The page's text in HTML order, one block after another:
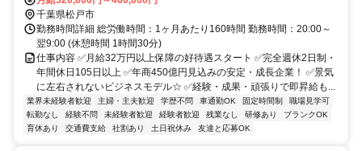
千葉県松戸市
勤務時間詳細 総労働時間：1ヶ月あたり160時間 勤務時間：20:00～
翌9:00 (休憩時間 1時間30分)
仕事内容 ✅月給32万円以上保障の好待遇スタート ✅完全週休2日制・
年間休日105日以上 ✅年商450億円見込みの安定・成長企業！ ✅景気
に左右されないビジネスモデル☆ ✅経験・成果・頑張りで即昇給も...
業界未経験者歓迎 主婦・主夫歓迎 学歴不問 車通勤OK 固定時間制
職場見学可
転勤なし
経験不問 未経験者歓迎 経験者歓迎 残業なし 研修あり
ブランクOK
育休あり
交通費支給 社割あり 土日祝休み 友達と応募OK